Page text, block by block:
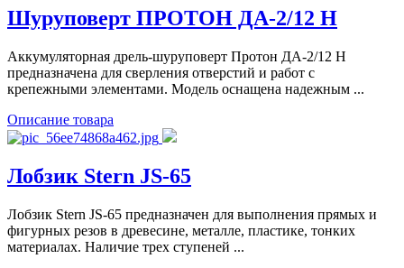
Шуруповерт ПРОТОН ДА-2/12 Н
Аккумуляторная дрель-шуруповерт Протон ДА-2/12 Н
предназначена для сверления отверстий и работ с
крепежными элементами. Модель оснащена надежным ...
Описание товара
Лобзик Stern JS-65
Лобзик Stern JS-65 предназначен для выполнения прямых и
фигурных резов в древесине, металле, пластике, тонких
материалах. Наличие трех ступеней ...